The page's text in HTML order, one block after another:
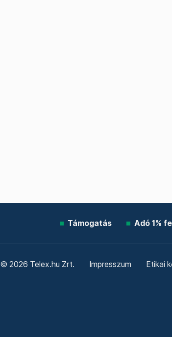
Támogatás Adó 1%
© 2026 Telex.hu Zrt. Impresszum Etikai